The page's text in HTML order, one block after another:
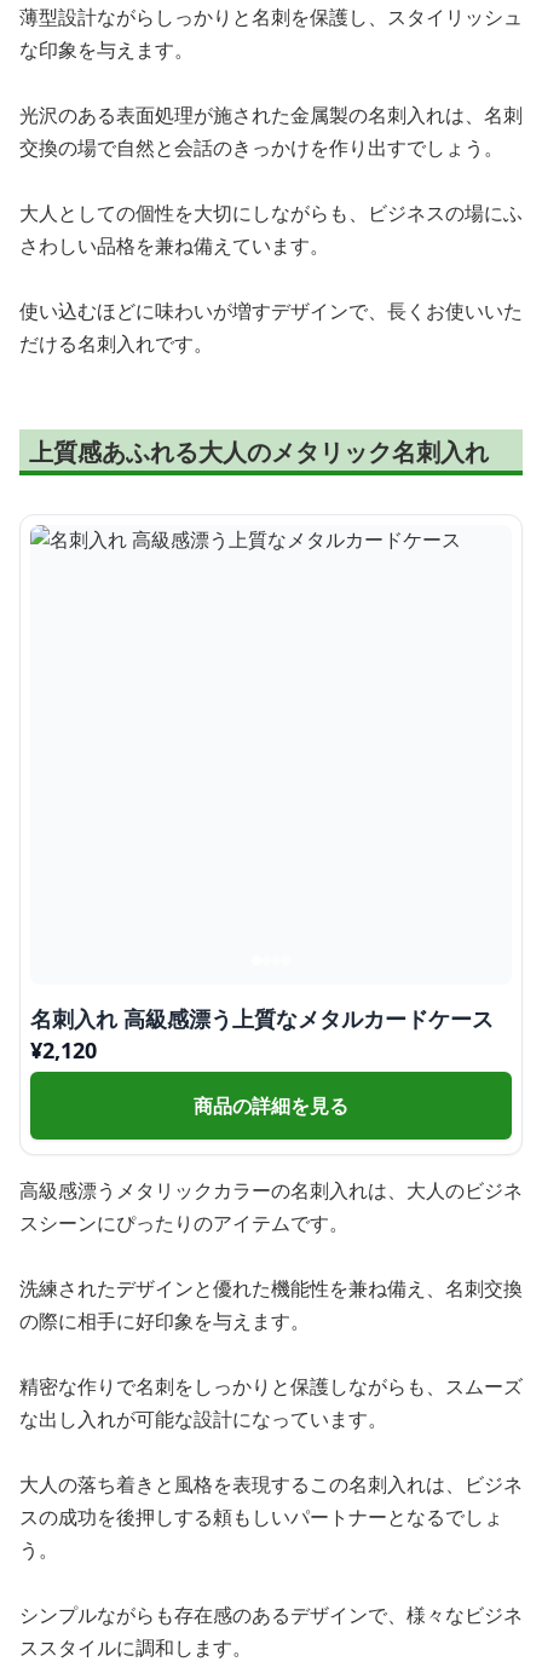
薄型設計ながらしっかりと名刺を保護し、スタイリッシュ
な印象を与えます。
光沢のある表面処理が施された金属製の名刺入れは、名刺
交換の場で自然と会話のきっかけを作り出すでしょう。
大人としての個性を大切にしながらも、ビジネスの場にふ
さわしい品格を兼ね備えています。
使い込むほどに味わいが増すデザインで、長くお使いいた
だける名刺入れです。
上質感あふれる大人のメタリック名刺入れ
名刺入れ 高級感漂う上質なメタルカードケース
¥2,120
商品の詳細を見る
高級感漂うメタリックカラーの名刺入れは、大人のビジネ
スシーンにぴったりのアイテムです。
洗練されたデザインと優れた機能性を兼ね備え、名刺交換
の際に相手に好印象を与えます。
精密な作りで名刺をしっかりと保護しながらも、スムーズ
な出し入れが可能な設計になっています。
大人の落ち着きと風格を表現するこの名刺入れは、ビジネ
スの成功を後押しする頼もしいパートナーとなるでしょ
う。
シンプルながらも存在感のあるデザインで、様々なビジネ
ススタイルに調和します。